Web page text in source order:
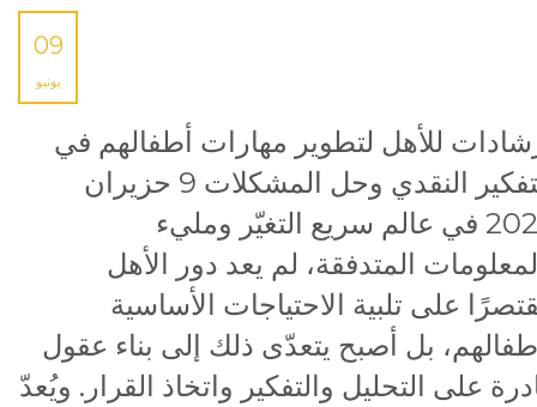
09
يونيو
للأهل لتطوير مهارات أطفالهم في
التفكير النقدي وحل المشكلات 9 حزيران
2025 في عالم سريع التغيّر ومليء
المتدفقة، لم يعد دور الأهل
على تلبية الاحتياجات الأساسية
بل أصبح يتعدّى ذلك إلى بناء عقول
على التحليل والتفكير واتخاذ القرار. ويُعدّ